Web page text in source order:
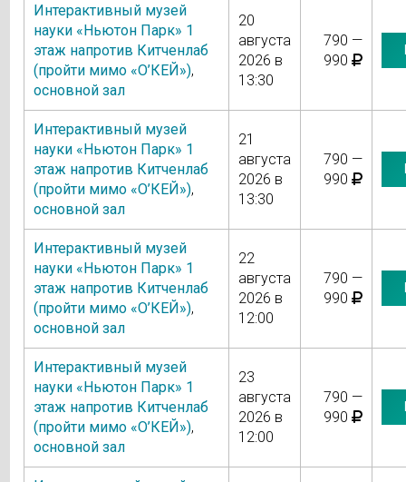
Интерактивный музей
науки «Ньютон Парк» 1
этаж напротив Китченлаб
(пройти мимо «О’КЕЙ»),
основной зал
20
августа
2026 в
13:30
790 —
990
Интерактивный музей
науки «Ньютон Парк» 1
этаж напротив Китченлаб
(пройти мимо «О’КЕЙ»),
основной зал
21
августа
2026 в
13:30
790 —
990
Интерактивный музей
науки «Ньютон Парк» 1
этаж напротив Китченлаб
(пройти мимо «О’КЕЙ»),
основной зал
22
августа
2026 в
12:00
790 —
990
Интерактивный музей
науки «Ньютон Парк» 1
этаж напротив Китченлаб
(пройти мимо «О’КЕЙ»),
основной зал
23
августа
2026 в
12:00
790 —
990